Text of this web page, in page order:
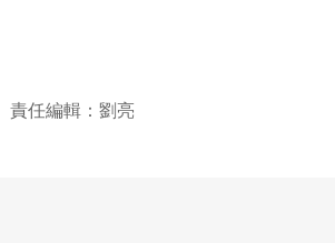
責任編輯：劉亮